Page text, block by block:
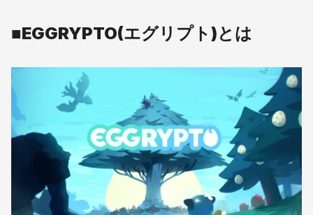
■EGGRYPTO(エグリプト)とは